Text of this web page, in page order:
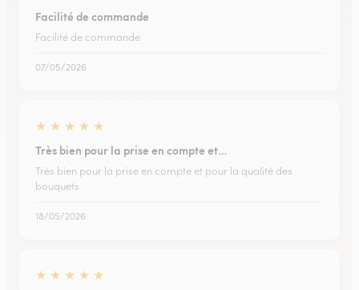
Facilité de commande
Facilité de commande
07/05/2026
★ ★ ★ ★ ★
Très bien pour la prise en compte et…
Très bien pour la prise en compte et pour la qualité des
bouquets
18/05/2026
★ ★ ★ ★ ★